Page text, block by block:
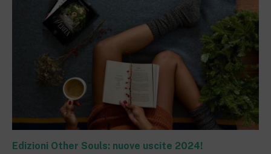
Edizioni Other Souls: nuove uscite 2024!